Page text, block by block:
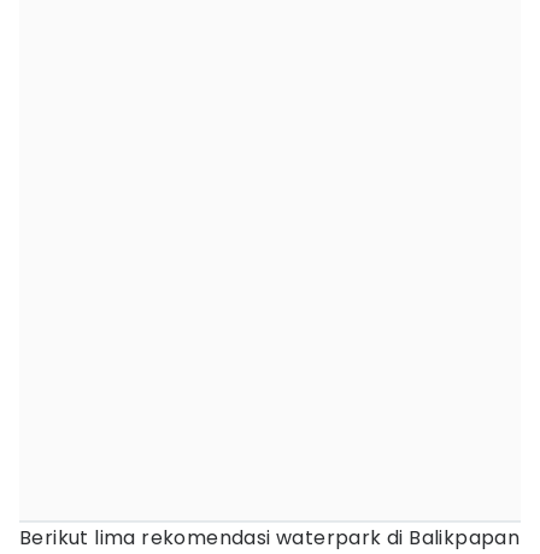
Berikut lima rekomendasi waterpark di Balikpapan